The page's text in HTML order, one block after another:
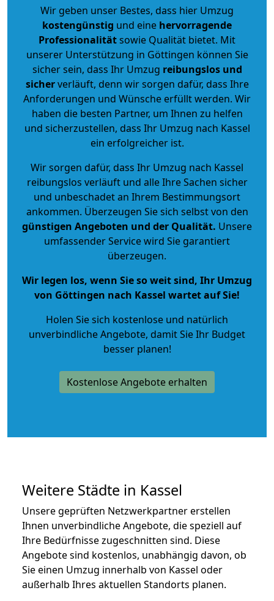
Wir geben unser Bestes, dass hier Umzug
kostengünstig und eine hervorragende
Professionalitätsowie Qualität bietet. Mit
unserer Unterstützung in Göttingen können Sie
sicher sein, dass Ihr Umzug reibungslos und
sicherverläuft, denn wir sorgen dafür, dass Ihre
Anforderungen und Wünsche erfüllt werden. Wir
haben die besten Partner, um Ihnen zu helfen
und sicherzustellen, dass Ihr Umzug nach Kassel
ein erfolgreicher ist.
Wir sorgen dafür, dass Ihr Umzug nach Kassel
reibungslos verläuft und alle Ihre Sachen sicher
und unbeschadet an Ihrem Bestimmungsort
ankommen. Überzeugen Sie sich selbst von den
günstigen Angeboten und der Qualität. Unsere
umfassender Service wird Sie garantiert
überzeugen.
Wir legen los, wenn Sie so weit sind, Ihr Umzug
von Göttingen nach Kassel wartet auf Sie!
Holen Sie sich kostenlose und natürlich
unverbindliche Angebote, damit Sie Ihr Budget
besser planen!
Kostenlose Angebote erhalten
Weitere Städte in Kassel
Unsere geprüften Netzwerkpartner erstellen
Ihnen unverbindliche Angebote, die speziell auf
Ihre Bedürfnisse zugeschnitten sind. Diese
Angebote sind kostenlos, unabhängig davon, ob
Sie einen Umzug innerhalb von Kassel oder
außerhalb Ihres aktuellen Standorts planen.